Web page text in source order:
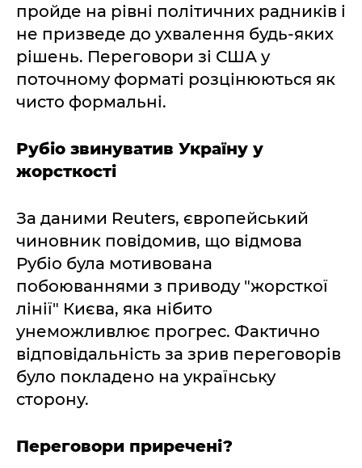
пройде на рівні політичних радників і
не призведе до ухвалення будь-яких
рішень. Переговори зі США у
поточному форматі розцінюються як
чисто формальні.
Рубіо звинуватив Україну у
жорсткості
За даними Reuters, європейський
чиновник повідомив, що відмова
Рубіо була мотивована
побоюваннями з приводу "жорсткої
лінії" Києва, яка нібито
унеможливлює прогрес. Фактично
відповідальність за зрив переговорів
було покладено на українську
сторону.
Переговори приречені?